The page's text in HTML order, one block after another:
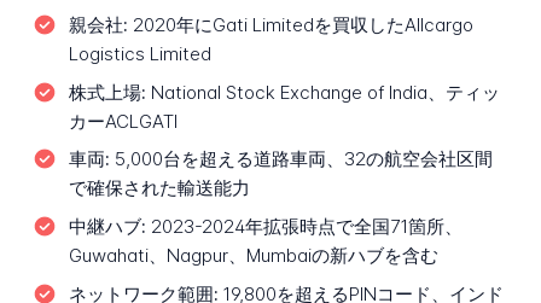
親会社: 2020年にGati Limitedを買収したAllcargo
Logistics Limited
株式上場: National Stock Exchange of India、ティッ
カーACLGATI
車両: 5,000台を超える道路車両、32の航空会社区間
で確保された輸送能力
中継ハブ: 2023-2024年拡張時点で全国71箇所、
Guwahati、Nagpur、Mumbaiの新ハブを含む
ネットワーク範囲: 19,800を超えるPINコード、インド